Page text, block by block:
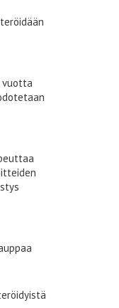
vuotta